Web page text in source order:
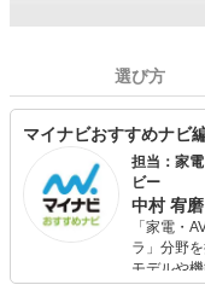
選び方
マイナビおすすめナビ
担当：家
ビー
中村 宥磨
「家電・
ラ」分野
モデルや
ムを楽し